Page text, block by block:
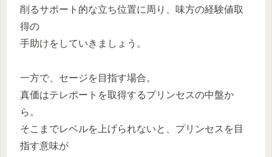
削るサポート的な立ち位置に周り、味方の経験値取
得の
手助けをしていきましょう。
一方で、セージを目指す場合。
真価はテレポートを取得するプリンセスの中盤か
ら。
そこまでレベルを上げられないと、プリンセスを目
指す意味が